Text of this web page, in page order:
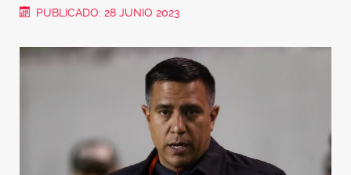
PUBLICADO: 28 JUNIO 2023